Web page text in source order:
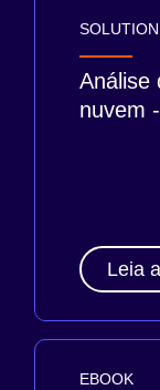
Análise
nuvem
Leia
EBOOK